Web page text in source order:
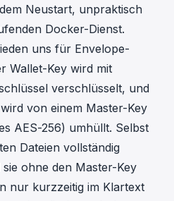
Neustart, unpraktisch
Docker-Dienst.
uns für Envelope-
Wallet-Key wird mit
verschlüsselt, und
von einem Master-Key
AES-256) umhüllt. Selbst
Dateien vollständig
ohne den Master-Key
nur kurzzeitig im Klartext